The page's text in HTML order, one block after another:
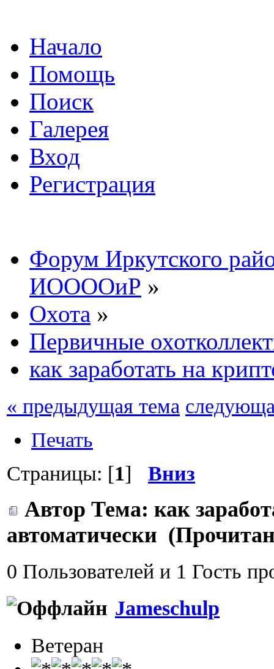
Начало
Помощь
Поиск
Галерея
Вход
Регистрация
Форум Иркутского
ИООООиР »
Охота »
Первичные
как заработать на
« предыдущая тема
Печать
Страницы: [1] Вниз
Автор Тема: как
автоматически
0 Пользователей и 1 Гость
Jameschulp
Ветеран